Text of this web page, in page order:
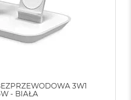
3W1
- BIAŁA